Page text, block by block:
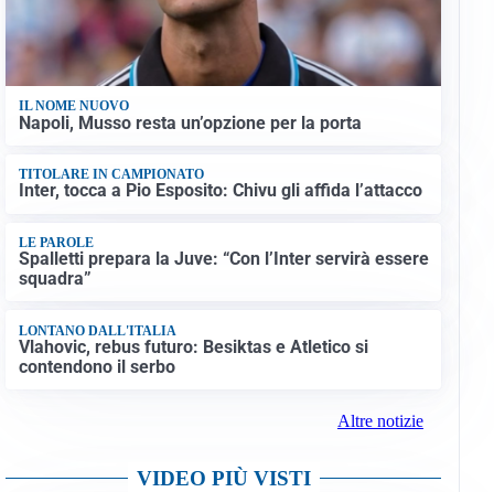
IL NOME NUOVO
Napoli, Musso resta un’opzione per la porta
TITOLARE IN CAMPIONATO
Inter, tocca a Pio Esposito: Chivu gli affida l’attacco
LE PAROLE
Spalletti prepara la Juve: “Con l’Inter servirà essere
squadra”
LONTANO DALL'ITALIA
Vlahovic, rebus futuro: Besiktas e Atletico si
contendono il serbo
Altre notizie
VIDEO PIÙ VISTI